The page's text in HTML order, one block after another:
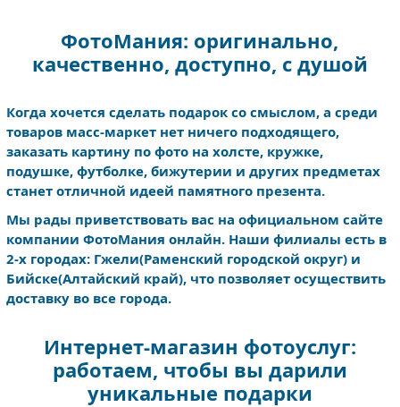
ФотоМания: оригинально,
качественно, доступно, с душой
Когда хочется сделать подарок со смыслом, а среди
товаров масс-маркет нет ничего подходящего,
заказать картину по фото на холсте, кружке,
подушке, футболке, бижутерии и других предметах
станет отличной идеей памятного презента.
Мы рады приветствовать вас на официальном сайте
компании ФотоМания онлайн. Наши филиалы есть в
2-х городах: Гжели(Раменский городской округ) и
Бийске(Алтайский край), что позволяет осуществить
доставку во все города.
Интернет-магазин фотоуслуг:
работаем, чтобы вы дарили
уникальные подарки